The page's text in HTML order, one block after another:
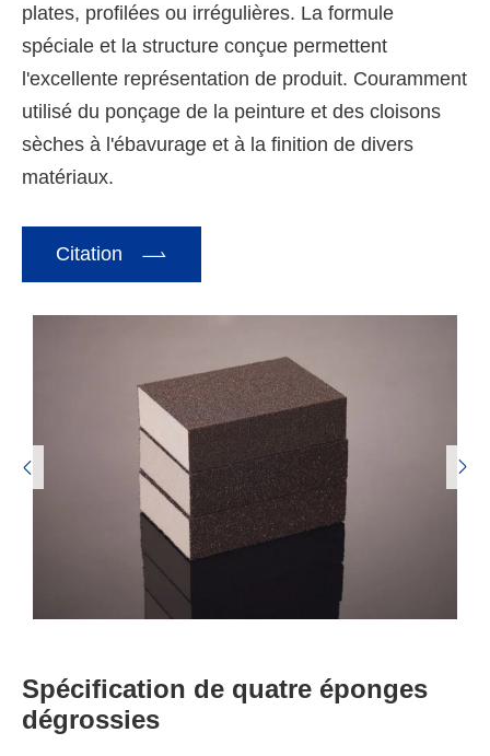
plates, profilées ou irrégulières. La formule
spéciale et la structure conçue permettent
l'excellente représentation de produit. Couramment
utilisé du ponçage de la peinture et des cloisons
sèches à l'ébavurage et à la finition de divers
matériaux.
Citation 
 
Spécification de quatre éponges
dégrossies